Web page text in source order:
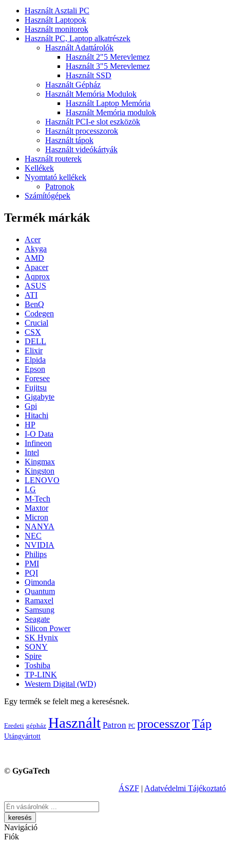
Használt Asztali PC
Használt Laptopok
Használt monitorok
Használt PC, Laptop alkatrészek
Használt Adattárolók
Használt 2"5 Merevlemez
Használt 3"5 Merevlemez
Használt SSD
Használt Gépház
Használt Memória Modulok
Használt Laptop Memória
Használt Memória modulok
Használt PCI-e slot eszközök
Használt processzorok
Használt tápok
Használt videókártyák
Használt routerek
Kellékek
Nyomtató kellékek
Patronok
Számítógépek
Termék márkák
Acer
Akyga
AMD
Apacer
Aqprox
ASUS
ATI
BenQ
Codegen
Crucial
CSX
DELL
Elixir
Elpida
Epson
Foresee
Fujitsu
Gigabyte
Gpi
Hitachi
HP
I-O Data
Infineon
Intel
Kingmax
Kingston
LENOVO
LG
M-Tech
Maxtor
Micron
NANYA
NEC
NVIDIA
Philips
PMI
PQI
Qimonda
Quantum
Ramaxel
Samsung
Seagate
Silicon Power
SK Hynix
SONY
Spire
Toshiba
TP-LINK
Western Digital (WD)
Egy termék se felelt meg a keresésnek.
Eredeti gépház Használt Patron PC processzorTáp
Utángyártott
© GyGaTech
ÁSZF | Adatvédelmi Tájékoztató
Keresés
Navigáció
Fiók